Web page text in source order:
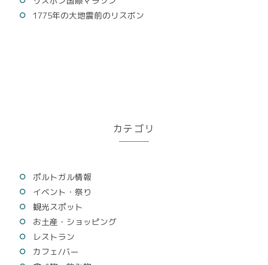
1775年の大地震前のリスボン
カテゴリ
ポルトガル情報
イベント・祭り
観光スポット
お土産・ショッピング
レストラン
カフェ/バー